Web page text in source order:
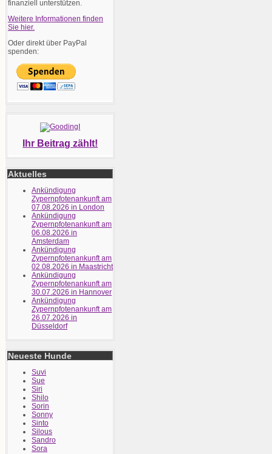
finanziell unterstützen.
Weitere Informationen finden
Sie hier.
Oder direkt über PayPal
spenden:
Ihr Beitrag zählt!
Aktuelles
Ankündigung
Zypernpfotenankunft am
07.08.2026 in London
Ankündigung
Zypernpfotenankunft am
06.08.2026 in
Amsterdam
Ankündigung
Zypernpfotenankunft am
02.08.2026 in Maastricht
Ankündigung
Zypernpfotenankunft am
30.07.2026 in Hannover
Ankündigung
Zypernpfotenankunft am
26.07.2026 in
Düsseldorf
Neueste Hunde
Suvi
Sue
Siri
Shilo
Sorin
Sonny
Sinto
Silous
Sandro
Sora